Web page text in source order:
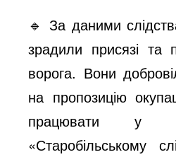
🔹 За даними
зрадили присязі та
ворога. Вони
на пропозицію
працювати у
«Старобільському